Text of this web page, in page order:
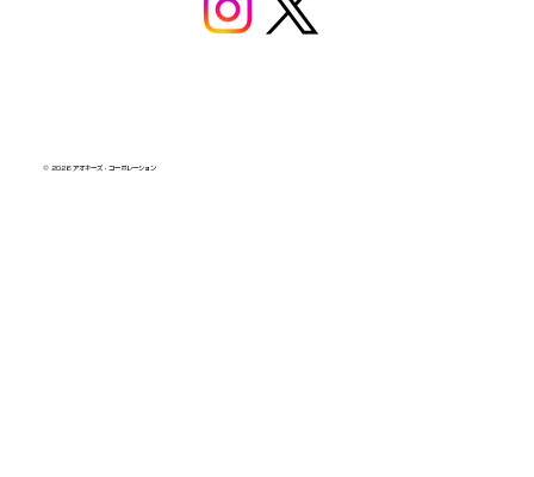
© 2026 アオキーズ・コーポレーション